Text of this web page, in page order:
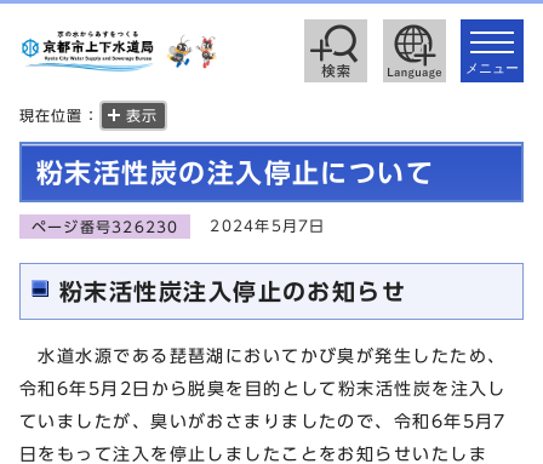
toggle
メニュー
現在位置： 表示
粉末活性炭の注入停止について
ページ番号326230 2024年5月7日
粉末活性炭注入停止のお知らせ
水道水源である琵琶湖においてかび臭が発生したため、
令和6年5月2日から脱臭を目的として粉末活性炭を注入し
ていましたが、臭いがおさまりましたので、令和6年5月7
日をもって注入を停止しましたことをお知らせいたしま